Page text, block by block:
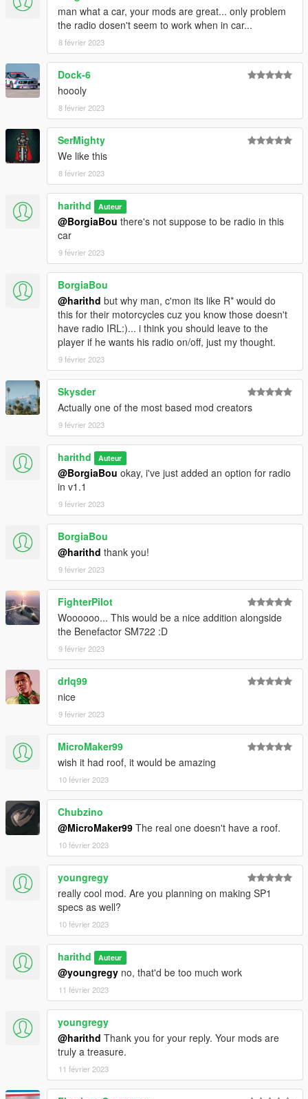
man what a car, your mods are great... only problem
the radio dosen't seem to work when in car...
8 février 2023
Dock-6
hoooly
8 février 2023
SerMighty
We like this
8 février 2023
harithd Auteur
@BorgiaBou there's not suppose to be radio in this
car
9 février 2023
BorgiaBou
@harithd but why man, c'mon its like R* would do
this for their motorcycles cuz you know those doesn't
have radio IRL:)... i think you should leave to the
player if he wants his radio on/off, just my thought.
9 février 2023
Skysder
Actually one of the most based mod creators
9 février 2023
harithd Auteur
@BorgiaBou okay, i've just added an option for radio
in v1.1
9 février 2023
BorgiaBou
@harithd thank you!
9 février 2023
FighterPilot
Woooooo... This would be a nice addition alongside
the Benefactor SM722 :D
9 février 2023
drlq99
nice
9 février 2023
MicroMaker99
wish it had roof, it would be amazing
10 février 2023
Chubzino
@MicroMaker99 The real one doesn't have a roof.
10 février 2023
youngregy
really cool mod. Are you planning on making SP1
specs as well?
10 février 2023
harithd Auteur
@youngregy no, that'd be too much work
11 février 2023
youngregy
@harithd Thank you for your reply. Your mods are
truly a treasure.
11 février 2023